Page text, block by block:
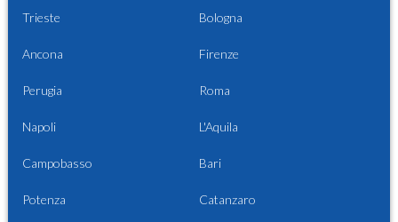
Trieste Bologna
Ancona Firenze
Perugia Roma
Napoli L'Aquila
Campobasso Bari
Potenza Catanzaro